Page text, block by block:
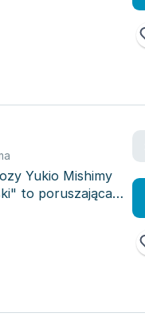
Yukio Mishimy
to poruszająca